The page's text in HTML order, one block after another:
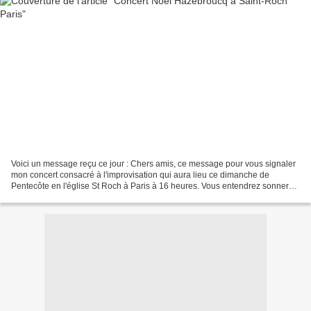
Voici un message reçu ce jour : Chers amis, ce message pour vous signaler
mon concert consacré à l'improvisation qui aura lieu ce dimanche de
Pentecôte en l'église St Roch à Paris à 16 heures. Vous entendrez sonner